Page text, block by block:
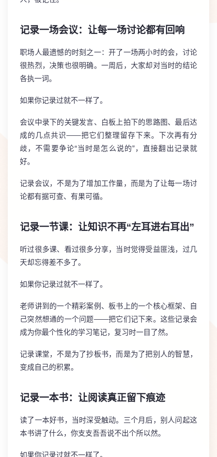
记录一场会议：让每一场讨论都有回响
职场人最遗憾的时刻之一：开了一场两小时的会，讨论
很热烈，决策也很明确。一周后，大家却对当时的结论
各执一词。
如果你记录过就不一样了。
会议中录下的关键发言、白板上拍下的思路图、最后达
成的几点共识——把它们整理留存下来。下次再有分
歧，不需要争论“当时是怎么说的”，直接翻出记录就
好。
记录会议，不是为了增加工作量，而是为了让每一场讨
论都有据可查、有果可循。
记录一节课：让知识不再“左耳进右耳出”
听过很多课、看过很多分享，当时觉得受益匪浅，过几
天却忘得差不多了。
如果你记录过就不一样了。
老师讲到的一个精彩案例、板书上的一个核心框架、自
己突然想通的一个问题——把它们记下来。这些记录会
成为你最个性化的学习笔记，复习时一目了然。
记录课堂，不是为了抄板书，而是为了把别人的智慧，
变成自己的积累。
记录一本书：让阅读真正留下痕迹
读了一本好书，当时深受触动。三个月后，别人问起这
本书讲了什么，你支支吾吾说不出个所以然。
如果你记录过就不一样了。